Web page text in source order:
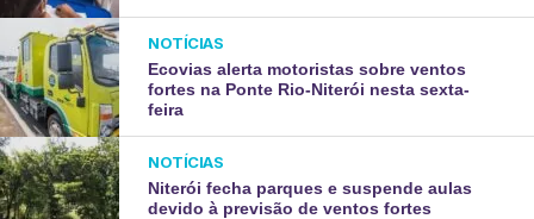
NOTÍCIAS
Ecovias alerta motoristas sobre ventos
fortes na Ponte Rio-Niterói nesta sexta-
feira
NOTÍCIAS
Niterói fecha parques e suspende aulas
devido à previsão de ventos fortes